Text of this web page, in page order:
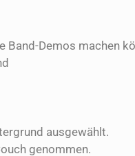
Band-Demos machen
ausgewählt.
genommen.